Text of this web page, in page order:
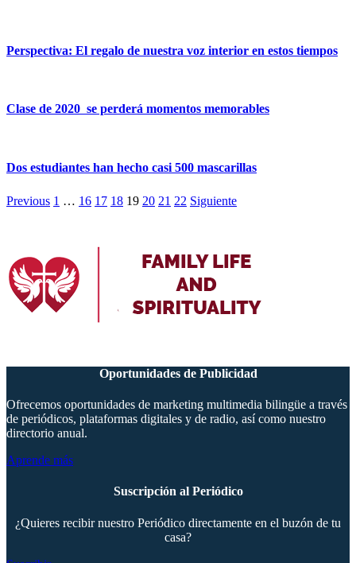
Perspectiva: El regalo de nuestra voz interior en estos tiempos
Clase de 2020 se perderá momentos memorables
Dos estudiantes han hecho casi 500 mascarillas
Previous 1 … 16 17 18 19 20 21 22 Siguiente
Oportunidades de Publicidad
Ofrecemos oportunidades de marketing multimedia bilingüe a través
de periódicos, plataformas digitales y de radio, así como nuestro
directorio anual.
Aprende más
Suscripción al Periódico
¿Quieres recibir nuestro Periódico directamente en el buzón de tu
casa?